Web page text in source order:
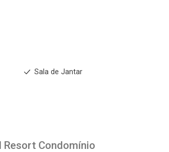
Sala de Jantar
Resort Condomínio